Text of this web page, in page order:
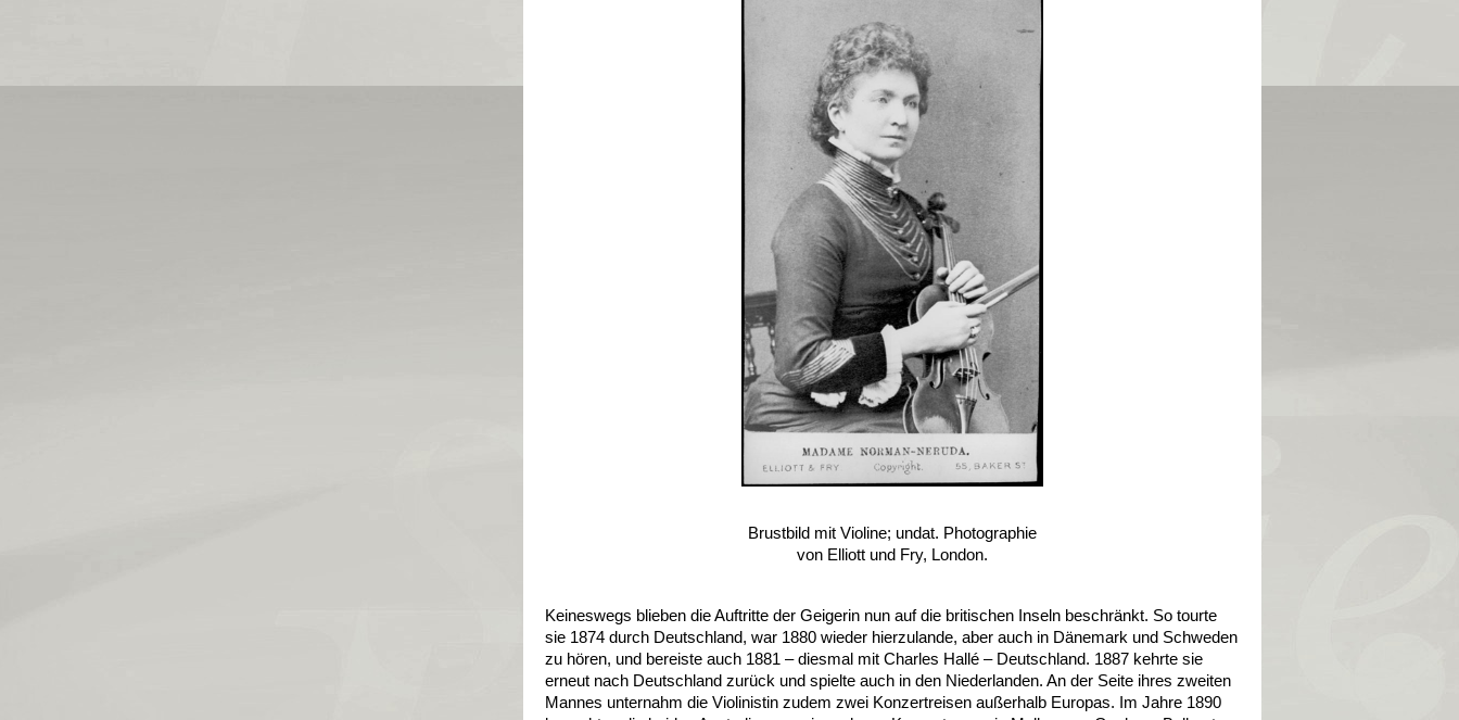
Brustbild mit Violine; undat. Photographie
von Elliott und Fry, London.
Keineswegs blieben die Auftritte der Geigerin nun auf die britischen Inseln beschränkt. So tourte
sie 1874 durch Deutschland, war 1880 wieder hierzulande, aber auch in Dänemark und Schweden
zu hören, und bereiste auch 1881 – diesmal mit Charles Hallé – Deutschland. 1887 kehrte sie
erneut nach Deutschland zurück und spielte auch in den Niederlanden. An der Seite ihres zweiten
Mannes unternahm die Violinistin zudem zwei Konzertreisen außerhalb Europas. Im Jahre 1890